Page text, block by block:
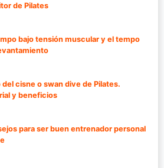
de Pilates
bajo tensión muscular y el tempo
del cisne o swan dive de Pilates.
y beneficios
para ser buen entrenador personal